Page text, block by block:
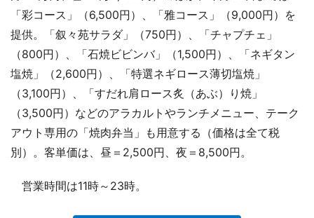
「彩コース」（6,500円）、「雅コース」（9,000円）を
提供。「叙々苑サラダ」（750円）、「チャプチェ」
（800円）、「石焼ビビンバ」（1,500円）、「ネギタン
塩焼」（2,600円）、「特選ネギロース薄切塩焼」
（3,100円）、「すだれ肩ロース炙（あぶ）り焼」
（3,500円）などのアラカルトやランチメニュー、テーク
アウト専用の「焼肉弁当」も用意する（価格は全て税
別）。客単価は、昼＝2,500円、夜＝8,500円。
営業時間は11時～23時。